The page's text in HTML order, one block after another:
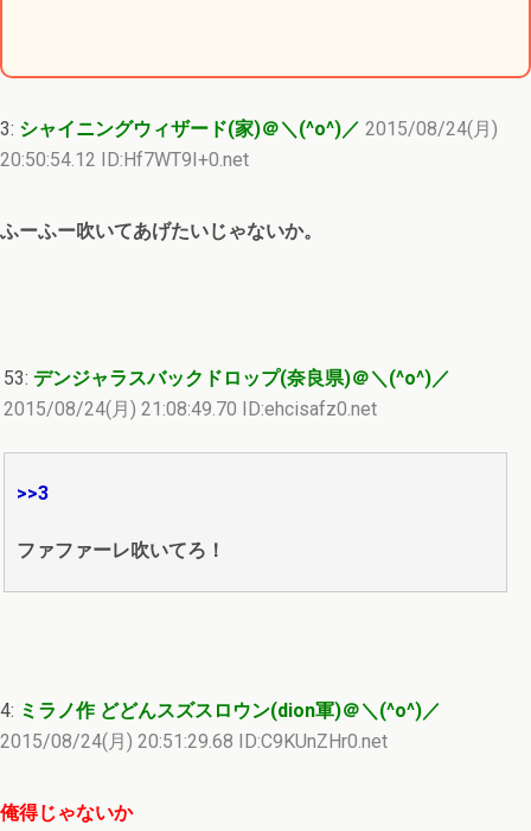
3: シャイニングウィザード(家)＠＼(^o^)／ 2015/08/24(月)
20:50:54.12 ID:Hf7WT9I+0.net
ふーふー吹いてあげたいじゃないか。
53: デンジャラスバックドロップ(奈良県)＠＼(^o^)／
2015/08/24(月) 21:08:49.70 ID:ehcisafz0.net
>>3
ファファーレ吹いてろ！
4: ミラノ作 どどんスズスロウン(dion軍)＠＼(^o^)／
2015/08/24(月) 20:51:29.68 ID:C9KUnZHr0.net
俺得じゃないか